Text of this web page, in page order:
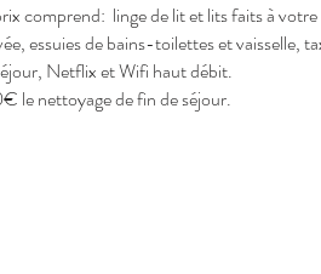
comprend: linge de lit et lits faits à votre
essuies de bains-toilettes et vaisselle,
Netflix et Wifi haut débit.
le nettoyage de fin de séjour.